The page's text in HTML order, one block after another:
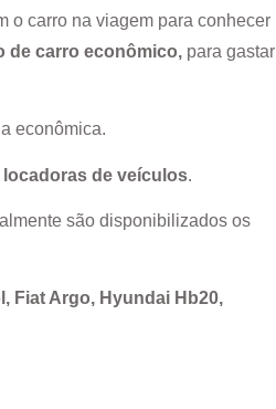
o carro na viagem para conhecer
de carro econômico, para gastar
econômica.
de veículos.
são disponibilizados os
Fiat Argo, Hyundai Hb20,